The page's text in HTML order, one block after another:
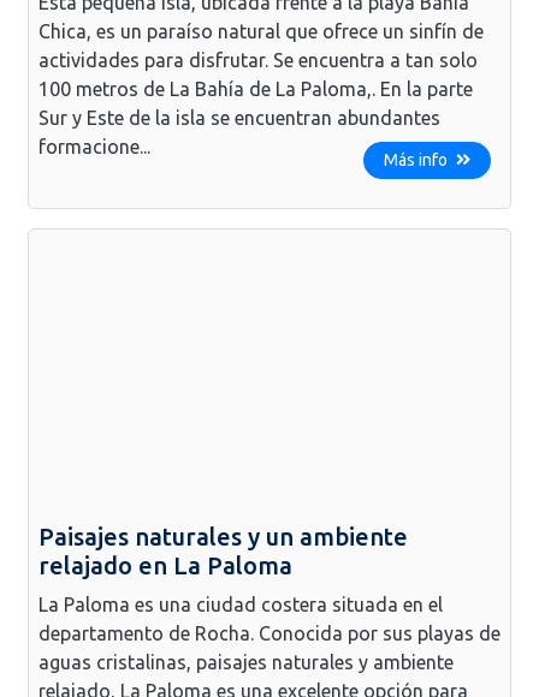
Chica, es un paraíso natural que ofrece un sinfín de
actividades para disfrutar. Se encuentra a tan solo
100 metros de La Bahía de La Paloma,. En la parte
Sur y Este de la isla se encuentran abundantes
formacione...
Más info
Paisajes naturales y un ambiente
relajado en La Paloma
La Paloma es una ciudad costera situada en el
departamento de Rocha. Conocida por sus playas de
aguas cristalinas, paisajes naturales y ambiente
relajado, La Paloma es una excelente opción para